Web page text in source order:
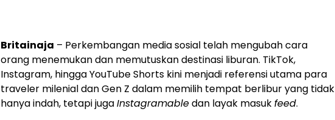
Britainaja – Perkembangan media sosial telah mengubah cara
orang menemukan dan memutuskan destinasi liburan. TikTok,
Instagram, hingga YouTube Shorts kini menjadi referensi utama para
traveler milenial dan Gen Z dalam memilih tempat berlibur yang tidak
hanya indah, tetapi jugaInstagramabledan layak masukfeed.